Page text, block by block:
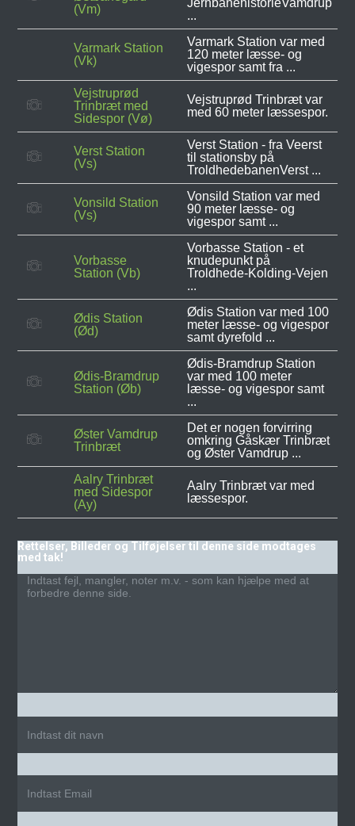
(Vm)
JernbanehistorieVamdrup
...
Varmark Station
(Vk)
Varmark Station var med
120 meter læsse- og
vigespor samt fra ...
Vejstruprød
Trinbræt med
Sidespor (Vø)
Vejstruprød Trinbræt var
med 60 meter læssespor.
Verst Station
(Vs)
Verst Station - fra Veerst
til stationsby på
TroldhedebanenVerst ...
Vonsild Station
(Vs)
Vonsild Station var med
90 meter læsse- og
vigespor samt ...
Vorbasse
Station (Vb)
Vorbasse Station - et
knudepunkt på
Troldhede-Kolding-Vejen
...
Ødis Station
(Ød)
Ødis Station var med 100
meter læsse- og vigespor
samt dyrefold ...
Ødis-Bramdrup
Station (Øb)
Ødis-Bramdrup Station
var med 100 meter
læsse- og vigespor samt
...
Øster Vamdrup
Trinbræt
Det er nogen forvirring
omkring Gåskær Trinbræt
og Øster Vamdrup ...
Aalry Trinbræt
med Sidespor
(Ay)
Aalry Trinbræt var med
læssespor.
Rettelser, Billeder og Tilføjelser til denne side modtages
med tak!